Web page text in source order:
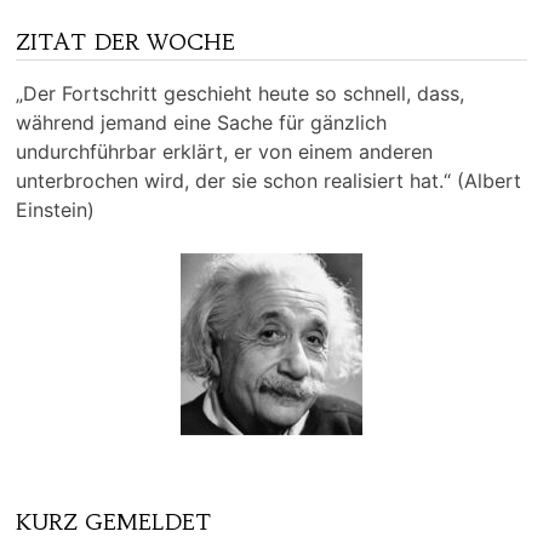
ZITAT DER WOCHE
„Der Fortschritt geschieht heute so schnell, dass,
während jemand eine Sache für gänzlich
undurchführbar erklärt, er von einem anderen
unterbrochen wird, der sie schon realisiert hat.“ (Albert
Einstein)
KURZ GEMELDET